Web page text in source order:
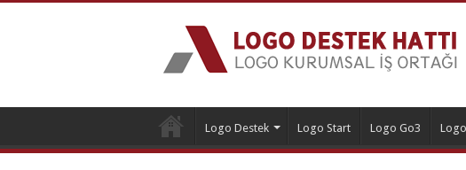
Logo Destek Logo Start Logo Go3